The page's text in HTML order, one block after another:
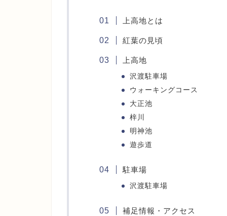
上高地とは
紅葉の見頃
上高地
沢渡駐車場
ウォーキングコース
大正池
梓川
明神池
遊歩道
駐車場
沢渡駐車場
補足情報・アクセス